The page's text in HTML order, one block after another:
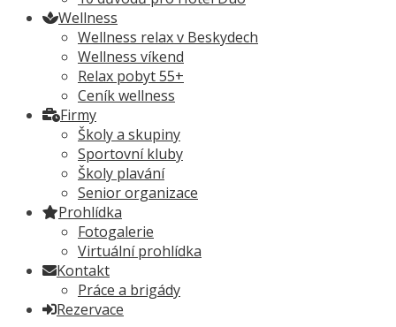
Wellness
Wellness relax v Beskydech
Wellness víkend
Relax pobyt 55+
Ceník wellness
Firmy
Školy a skupiny
Sportovní kluby
Školy plavání
Senior organizace
Prohlídka
Fotogalerie
Virtuální prohlídka
Kontakt
Práce a brigády
Rezervace